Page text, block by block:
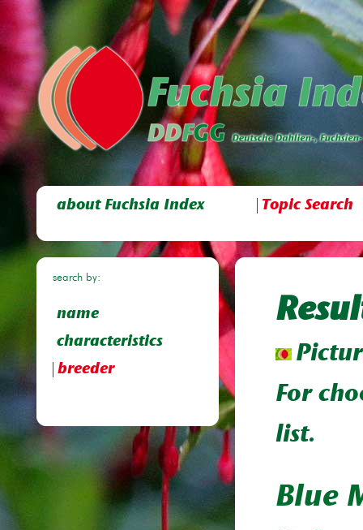
about Fuchsia Index Topic Search
search by:
name
characteristics
breeder
For
list.
Blue